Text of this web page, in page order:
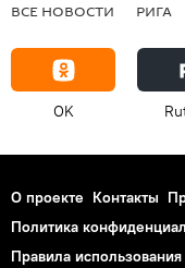
ВСЕ НОВОСТИ РИГА
OK
О проекте Контакты
Политика
Правила